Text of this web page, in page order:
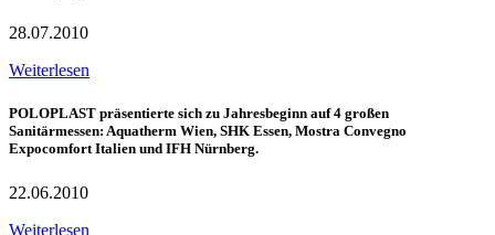
28.07.2010
Weiterlesen
POLOPLAST präsentierte sich zu Jahresbeginn auf 4 großen
Sanitärmessen: Aquatherm Wien, SHK Essen, Mostra Convegno
Expocomfort Italien und IFH Nürnberg.
22.06.2010
Weiterlesen